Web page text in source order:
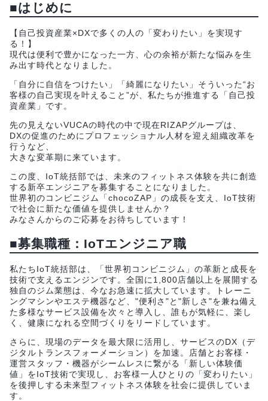
■はじめに
【自己投資産業×DXで多くの人の「変わりたい」を実現す
る！】
現代は便利で豊かになった一方、心の余裕が新たな悩みを生
み出す時代となりました。
「自分に自信をつけたい」「綺麗になりたい」そういった“お
客様の自己実現を叶えること”が、私たちが推進する「自己投
資産業」です。
先の見えないVUCAの時代の中で現在RIZAPグループは、
DXの促進のためにプロフェッショナル人材を迎え組織改革を
行うなど、
大きな変革期に来ています。
この度、IoT統括部では、未来のフィットネス体験を共に創造
する新卒エンジニアを募集することになりました。
世界初のコンビニジム「chocoZAP」の成長を支え、IoT技術
で社会に新たな価値を提供しませんか？
みなさんからのご応募をお待ちしています！
■募集職種：IoTエンジニア職
私たちIoT統括部は、「世界初コンビニジム」の革新と成長を
技術で支えるエンジンです。全国に1,800店舗以上を展開する
独自のジム業態は、今なお急速に拡大しています。トレーニ
ングマシンやエステ機器など、"便利さ"と"新しさ"を兼ね備え
た多様なサービス設備を次々と導入し、誰もが気軽に、楽し
く、健康になれる空間づくりをリードしています。
さらに、現場のデータを最大限に活用し、サービスのDX（デ
ジタルトランスフォーメーション）を加速。店舗とお客様・
運営スタッフ・機器がシームレスに繋がる「新しい体験価
値」をIoT技術で実現し、お客様一人ひとりの「変わりたい」
を後押しする未来型フィットネス体験を社会に提供していま
す。